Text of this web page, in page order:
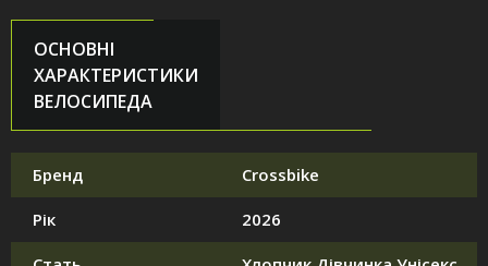
ОСНОВНІ
ХАРАКТЕРИСТИКИ
ВЕЛОСИПЕДА
Бренд Crossbike
Рік 2026